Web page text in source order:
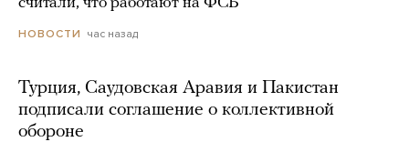
НОВОСТИ час назад
Турция, Саудовская Аравия и Пакистан
подписали соглашение о коллективной
обороне